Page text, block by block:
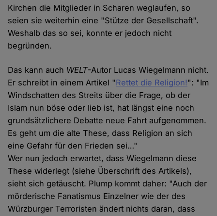
Kirchen die Mitglieder in Scharen weglaufen, so
seien sie weiterhin eine "Stütze der Gesellschaft".
Weshalb das so sei, konnte er jedoch nicht
begründen.
Das kann auch WELT-Autor Lucas Wiegelmann nicht.
Er schreibt in einem Artikel "Rettet die Religion!": "Im
Windschatten des Streits über die Frage, ob der
Islam nun böse oder lieb ist, hat längst eine noch
grundsätzlichere Debatte neue Fahrt aufgenommen.
Es geht um die alte These, dass Religion an sich
eine Gefahr für den Frieden sei…"
Wer nun jedoch erwartet, dass Wiegelmann diese
These widerlegt (siehe Überschrift des Artikels),
sieht sich getäuscht. Plump kommt daher: "Auch der
mörderische Fanatismus Einzelner wie der des
Würzburger Terroristen ändert nichts daran, dass